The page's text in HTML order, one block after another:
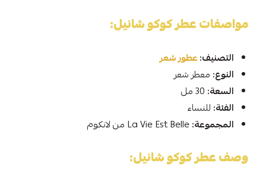
مواصفات عطر كوكو شانيل:
التصنيف:عطور شعر
النوع: معطر شعر
السعة:
الفئة: للنساء
المجموعة:
وصف عطر كوكو شانيل: